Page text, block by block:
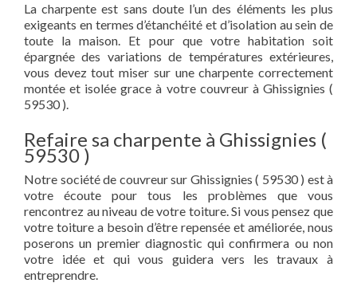
La charpente est sans doute l’un des éléments les plus
exigeants en termes d’étanchéité et d’isolation au sein de
toute la maison. Et pour que votre habitation soit
épargnée des variations de températures extérieures,
vous devez tout miser sur une charpente correctement
montée et isolée grace à votre couvreur à Ghissignies (
59530 ).
Refaire sa charpente à Ghissignies (
59530 )
Notre société de couvreur sur Ghissignies ( 59530 ) est à
votre écoute pour tous les problèmes que vous
rencontrez au niveau de votre toiture. Si vous pensez que
votre toiture a besoin d’être repensée et améliorée, nous
poserons un premier diagnostic qui confirmera ou non
votre idée et qui vous guidera vers les travaux à
entreprendre.